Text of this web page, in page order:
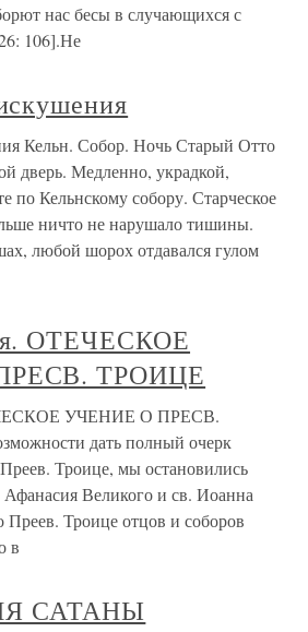
нас бесы в случающихся с
106].Не
Кельн. Собор. Ночь Старый Отто
дверь. Медленно, украдкой,
по Кельнскому собору. Старческое
ничто не нарушало тишины.
любой шорох отдавался гулом
ОТЕЧЕСКОЕ
ТРОИЦЕ
УЧЕНИЕ О ПРЕСВ.
дать полный очерк
Троице, мы остановились
Афанасия Великого и св. Иоанна
Троице отцов и соборов
в
САТАНЫ